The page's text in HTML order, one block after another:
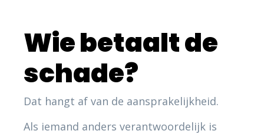
Wie betaalt de
schade?
Dat hangt af van de aansprakelijkheid.
Als iemand anders verantwoordelijk is